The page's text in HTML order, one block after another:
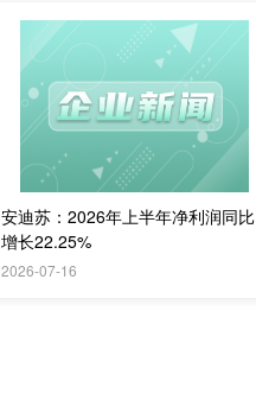
安迪苏：2026年上半年净利润同比
增长22.25%
2026-07-16